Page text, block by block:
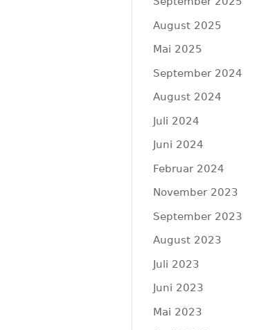
August 2025
Mai 2025
September 2024
August 2024
Juli 2024
Juni 2024
Februar 2024
November 2023
September 2023
August 2023
Juli 2023
Juni 2023
Mai 2023